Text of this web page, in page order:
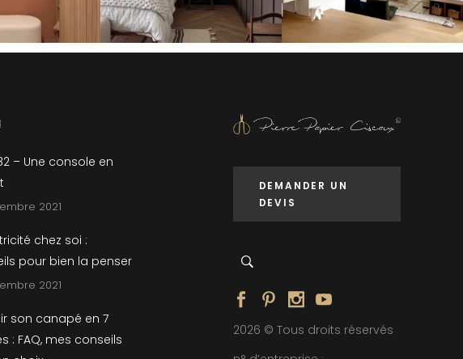
– Une console en
2021
chez soi :
pour bien la penser
2021
son canapé en 7
: FAQ, mes conseils
DEMANDER UN
DEVIS
2026 © Tous droits réservés